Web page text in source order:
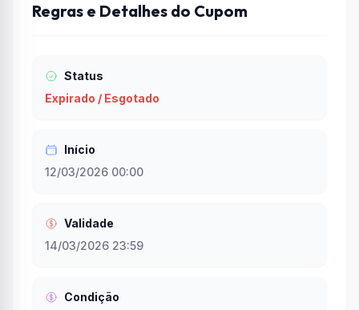
Regras e Detalhes do Cupom
Status
Expirado / Esgotado
Início
12/03/2026 00:00
Validade
14/03/2026 23:59
Condição